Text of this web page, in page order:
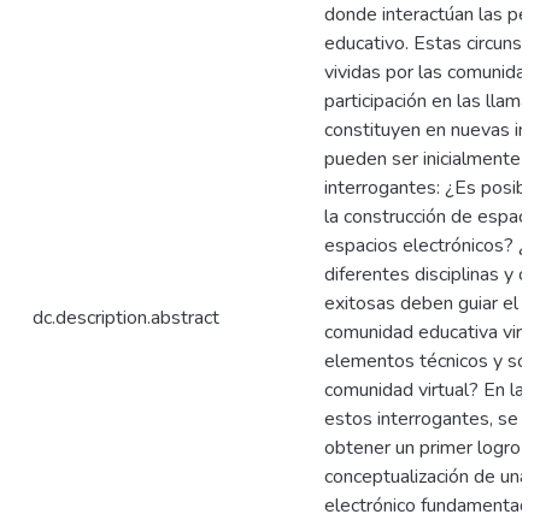
dc.description.abstract
donde interactúan las
educativo. Estas
vividas por las
participación en las
constituyen en nuevas
pueden ser inicialmente
interrogantes: ¿Es
la construcción de
espacios electrónicos?
diferentes disciplinas y
exitosas deben guiar el
comunidad educativa
elementos técnicos y
comunidad virtual? En la
estos interrogantes, se
obtener un primer logro
conceptualización de
electrónico